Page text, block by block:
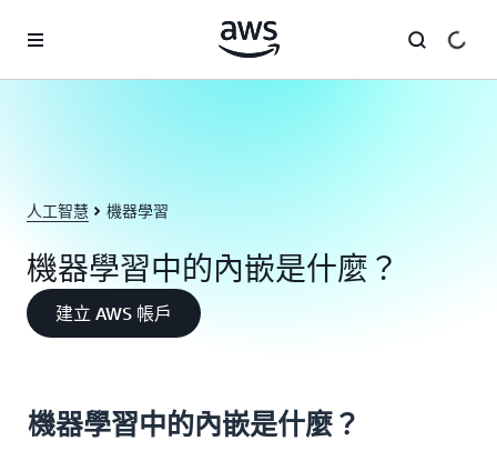
人工智慧 機器學習
機器學習中的內嵌是什麼？
建立 AWS 帳戶
機器學習中的內嵌是什麼？